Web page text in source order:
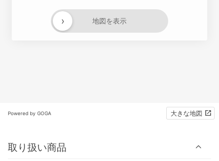
地図を表示
›
Powered by GOGA 大きな地図
取り扱い商品